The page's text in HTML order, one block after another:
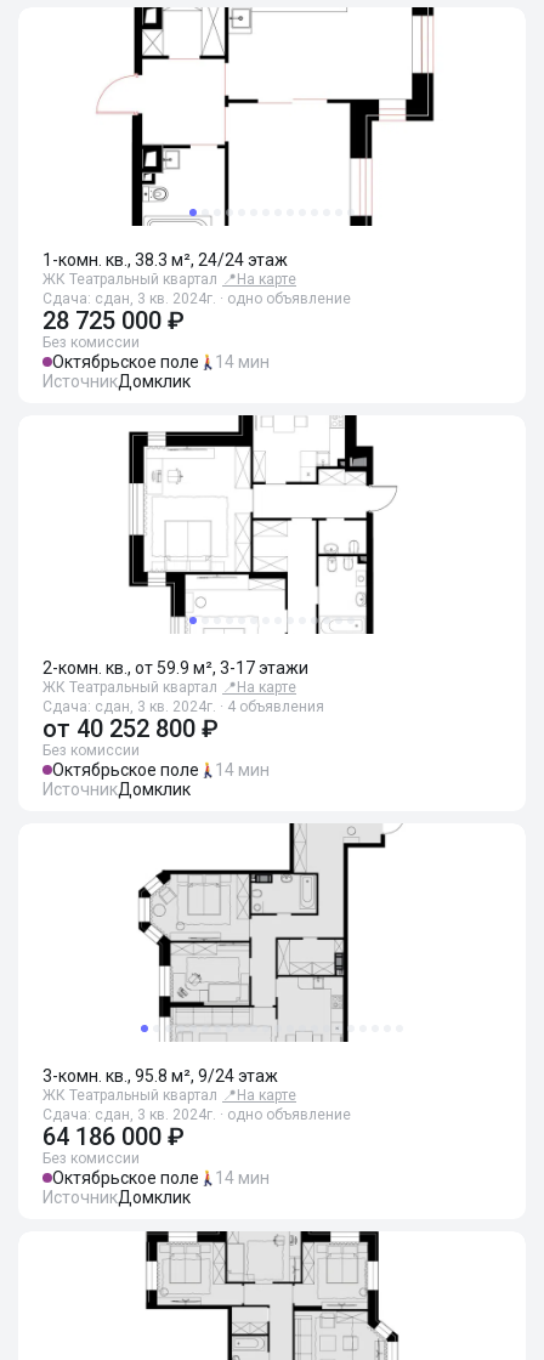
1-комн. кв., 38.3 м², 24/24 этаж
ЖК Театральный квартал 📍 На карте
Сдача: сдан, 3 кв. 2024г. · одно объявление
28 725 000 ₽
Без комиссии
Октябрьское поле
14 мин
ИсточникДомклик
2-комн. кв., от 59.9 м², 3-17 этажи
ЖК Театральный квартал 📍 На карте
Сдача: сдан, 3 кв. 2024г. · 4 объявления
от 40 252 800 ₽
Без комиссии
Октябрьское поле
14 мин
ИсточникДомклик
3-комн. кв., 95.8 м², 9/24 этаж
ЖК Театральный квартал 📍 На карте
Сдача: сдан, 3 кв. 2024г. · одно объявление
64 186 000 ₽
Без комиссии
Октябрьское поле
14 мин
ИсточникДомклик